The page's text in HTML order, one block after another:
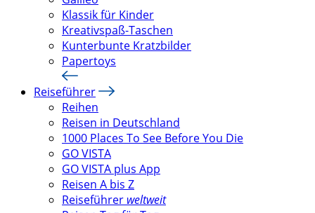
Klassik für Kinder
Kreativspaß-Taschen
Kunterbunte Kratzbilder
Papertoys
Reiseführer
Reihen
Reisen in Deutschland
1000 Places To See Before You Die
GO VISTA
GO VISTA plus App
Reisen A bis Z
Reiseführer weltweit